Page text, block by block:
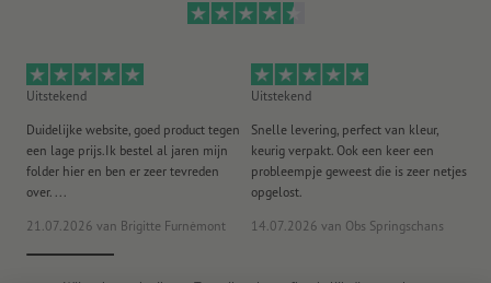
Uitstekend
Duidelijke website, goed product tegen
een lage prijs.Ik bestel al jaren mijn
folder hier en ben er zeer tevreden
over. ...
21.07.2026 van Brigitte Furnèmont
Uitstekend
Snelle levering, perfect van kleur,
keurig verpakt. Ook een keer een
probleempje geweest die is zeer netjes
opgelost.
14.07.2026 van Obs Springschans